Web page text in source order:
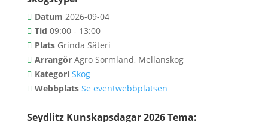
Datum 2026-09-04
Tid 09:00 - 13:00
Plats Grinda Säteri
Arrangör Agro Sörmland, Mellanskog
Kategori Skog
Webbplats Se eventwebbplatsen
Seydlitz Kunskapsdagar 2026 Tema: